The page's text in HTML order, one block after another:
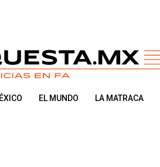
EL MUNDO LA MATRACA